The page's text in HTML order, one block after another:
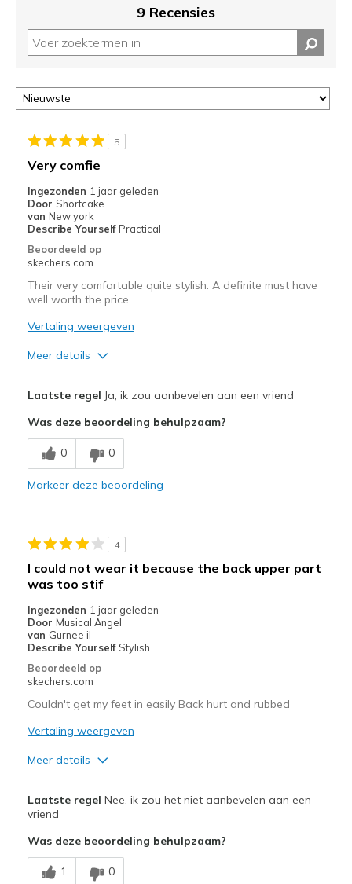
9 Recensies
5
Very comfie
Ingezonden 1 jaar geleden
Door Shortcake
van New york
Describe Yourself Practical
Beoordeeld op
skechers.com
Their very comfortable quite stylish. A definite must have
well worth the price
Vertaling weergeven
Meer details
Breathe Well
Comfortable
Beste toepassingen
Casual Wear
Width
Feels true to width
Sizing
Laatste regel Ja, ik zou aanbevelen aan een vriend
Was deze beoordeling behulpzaam?
0 0
Markeer deze beoordeling
4
I could not wear it because the back upper part
was too stif
Ingezonden 1 jaar geleden
Door Musical Angel
van Gurnee il
Describe Yourself Stylish
Beoordeeld op
skechers.com
Couldn't get my feet in easily Back hurt and rubbed
Vertaling weergeven
Meer details
Attractive Design
Breathe Well
Comfortable
Laatste regel Nee, ik zou het niet aanbevelen aan een
vriend
Was deze beoordeling behulpzaam?
1 0